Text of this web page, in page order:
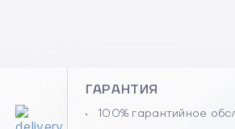
ГАРАНТИЯ
100% гарантийное